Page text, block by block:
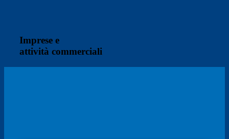
Imprese e
attività commerciali